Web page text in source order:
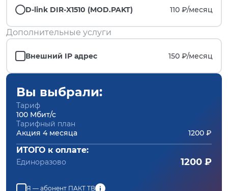
D-link DIR-X1510 (MOD.PAKT) 110 ₽/месяц
Дополнительные услуги
Внешний IP адрес 150 ₽/месяц
Вы выбрали:
Тариф
100 Мбит/с
Тарифный план
Акция 4 месяца
1200 ₽
ИТОГО к оплате:
Единоразово 1200 ₽
Я — абонент ПАКТ ТВ